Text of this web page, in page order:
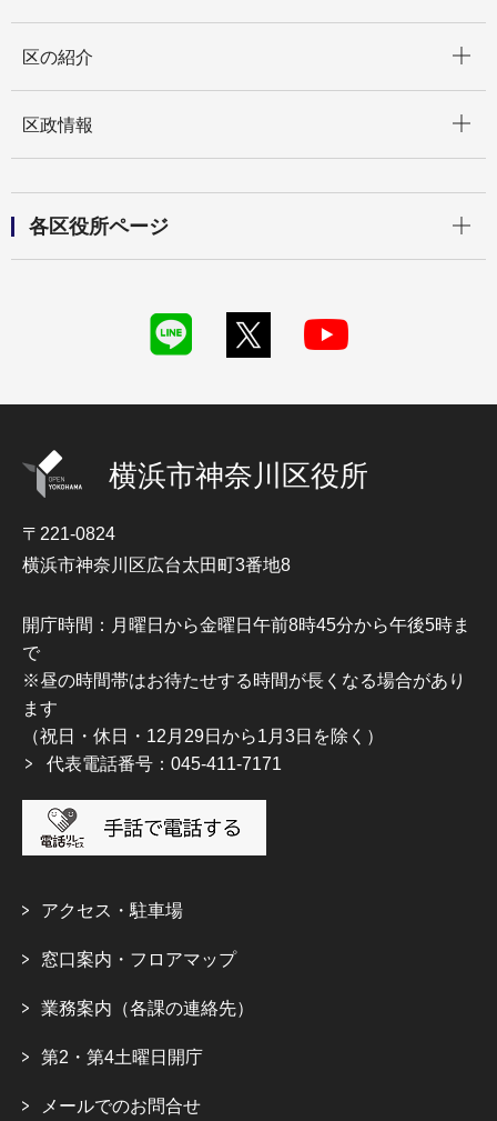
区の紹介
区政情報
各区役所ページ
横浜市神奈川区役所
〒221-0824
横浜市神奈川区広台太田町3番地8
開庁時間：月曜日から金曜日午前8時45分から午後5時ま
で
※昼の時間帯はお待たせする時間が長くなる場合があり
ます
（祝日・休日・12月29日から1月3日を除く）
代表電話番号：045-411-7171
アクセス・駐車場
窓口案内・フロアマップ
業務案内（各課の連絡先）
第2・第4土曜日開庁
メールでのお問合せ